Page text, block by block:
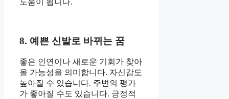
도움이 됩니다.
8. 예쁜 신발로 바뀌는 꿈
좋은 인연이나 새로운 기회가 찾아
올 가능성을 의미합니다. 자신감도
높아질 수 있습니다. 주변의 평가
가 좋아질 수도 있습니다. 긍정적